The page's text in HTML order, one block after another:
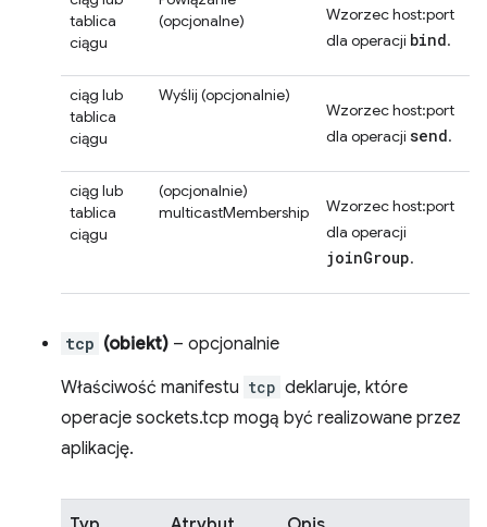
tablica
ciągu
(opcjonalne)
Wzorzec host:port
dla operacji bind.
ciąg lub
tablica
ciągu
Wyślij (opcjonalnie)
Wzorzec host:port
dla operacji send.
ciąg lub
tablica
ciągu
(opcjonalnie)
multicastMembership
Wzorzec host:port
dla operacji
joinGroup.
tcp (obiekt) – opcjonalnie
Właściwość manifestu tcp deklaruje, które
operacje sockets.tcp mogą być realizowane przez
aplikację.